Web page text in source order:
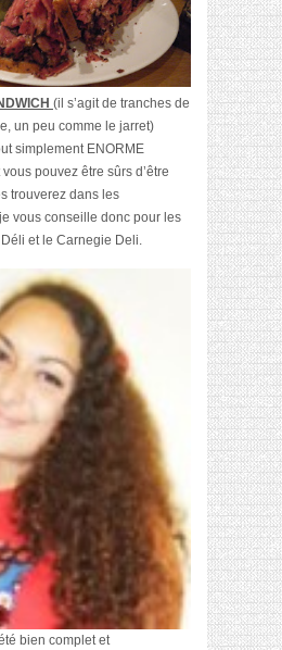
(il s’agit de tranches de
un peu comme le jarret)
simplement ENORME
pouvez être sûrs d’être
trouverez dans les
vous conseille donc pour les
et le Carnegie Deli.
bien complet et